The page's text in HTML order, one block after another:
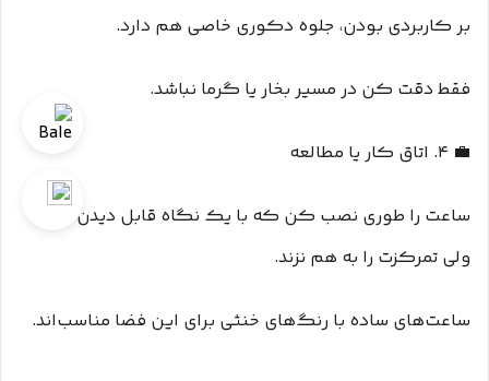
بر کاربردی بودن، جلوه دکوری خاصی هم دارد.
فقط دقت کن در مسیر بخار یا گرما نباشد.
💼 ۴. اتاق کار یا مطالعه
ساعت را طوری نصب کن که با یک نگاه قابل دیدن باشد
ولی تمرکزت را به هم نزند.
ساعت‌های ساده با رنگ‌های خنثی برای این فضا مناسب‌اند.